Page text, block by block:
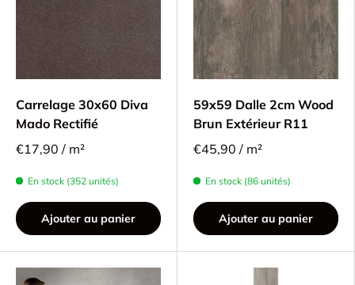
Carrelage 30x60 Diva
Mado Rectifié
€17,90 / m²
En stock (352 unités)
Ajouter au panier
59x59 Dalle 2cm Wood
Brun Extérieur R11
€45,90 / m²
En stock (86 unités)
Ajouter au panier